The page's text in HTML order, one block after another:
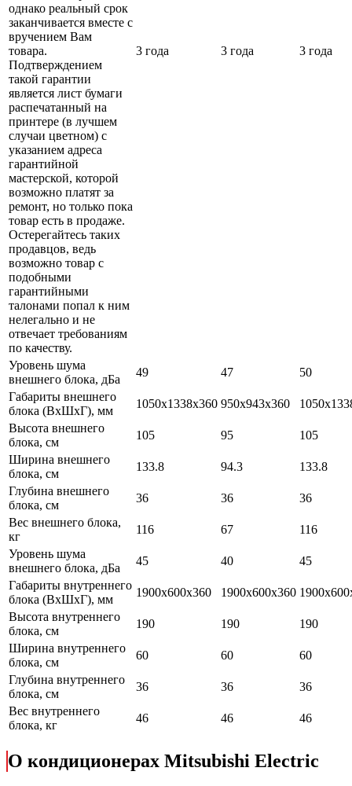
однако реальный срок
заканчивается вместе с
вручением Вам
товара.
Подтверждением
такой гарантии
является лист бумаги
распечатанный на
принтере (в лучшем
случаи цветном) с
указанием адреса
гарантийной
мастерской, которой
возможно платят за
ремонт, но только пока
товар есть в продаже.
Остерегайтесь таких
продавцов, ведь
возможно товар с
подобными
гарантийными
талонами попал к ним
нелегально и не
отвечает требованиям
по качеству.
3 года 3 года 3 года
Уровень шума
внешнего блока, дБа
49 47
50
Габариты внешнего
блока (ВхШхГ), мм
1050х1338х360 950х943х360
Высота внешнего
блока, см
105 95
105
Ширина внешнего
блока, см
133.8 94.3
133.8
Глубина внешнего
блока, см
36 36
36
Вес внешнего блока,
кг
116 67
116
Уровень шума
внешнего блока, дБа
45 40
45
Габариты внутреннего
блока (ВхШхГ), мм
1900х600х360 1900х600х360
Высота внутреннего
блока, см
190 190
190
Ширина внутреннего
блока, см
60 60
60
Глубина внутреннего
блока, см
36 36
36
Вес внутреннего
блока, кг
46 46 46
О кондиционерах Mitsubishi Electric